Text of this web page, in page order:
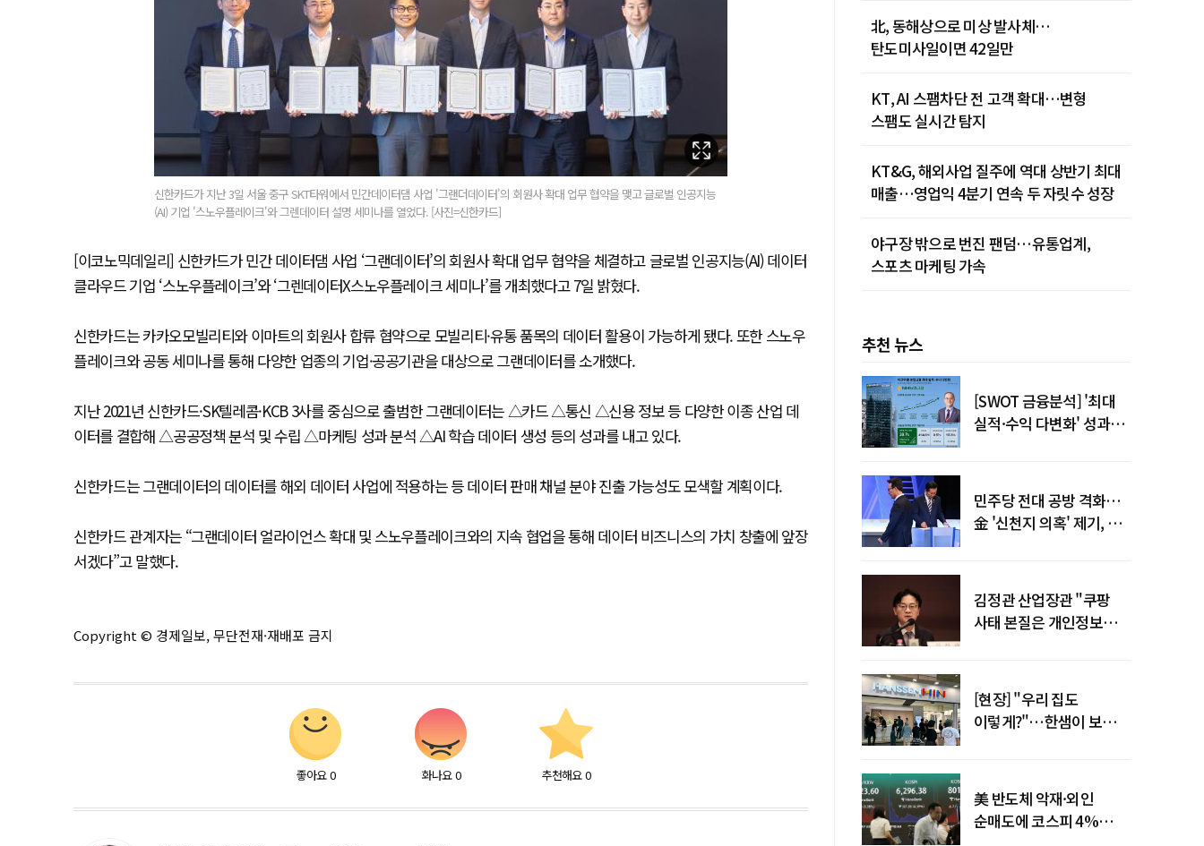
신한카드가 지난 3일 서울 중구 SKT타워에서 민간데이터댐 사업 '그랜더데이터'의 회원사 확대 업무 협약을 맺고 글로벌 인공지능
(AI) 기업 '스노우플레이크'와 그렌데이터 설명 세미나를 열었다. [사진=신한카드]
[이코노믹데일리] 신한카드가 민간 데이터댐 사업 ‘그랜데이터’의 회원사 확대 업무 협약을 체결하고 글로벌 인공지능(AI) 데이터
클라우드 기업 ‘스노우플레이크’와 ‘그렌데이터X스노우플레이크 세미나’를 개최했다고 7일 밝혔다.
신한카드는 카카오모빌리티와 이마트의 회원사 합류 협약으로 모빌리티·유통 품목의 데이터 활용이 가능하게 됐다. 또한 스노우
플레이크와 공동 세미나를 통해 다양한 업종의 기업·공공기관을 대상으로 그랜데이터를 소개했다.
지난 2021년 신한카드·SK텔레콤·KCB 3사를 중심으로 출범한 그랜데이터는 △카드 △통신 △신용 정보 등 다양한 이종 산업 데
이터를 결합해 △공공정책 분석 및 수립 △마케팅 성과 분석 △AI 학습 데이터 생성 등의 성과를 내고 있다.
신한카드는 그랜데이터의 데이터를 해외 데이터 사업에 적용하는 등 데이터 판매 채널 분야 진출 가능성도 모색할 계획이다.
신한카드 관계자는 “그랜데이터 얼라이언스 확대 및 스노우플레이크와의 지속 협업을 통해 데이터 비즈니스의 가치 창출에 앞장
서겠다”고 말했다.
Copyright © 경제일보, 무단전재·재배포 금지
좋아요 0 화나요 0 추천해요 0
北, 동해상으로 미상 발사체…
탄도미사일이면 42일만
KT, AI 스팸차단 전 고객 확대…변형
스팸도 실시간 탐지
KT&G, 해외사업 질주에 역대 상반기 최대
매출…영업익 4분기 연속 두 자릿수 성장
야구장 밖으로 번진 팬덤…유통업계,
스포츠 마케팅 가속
추천 뉴스
[SWOT 금융분석] '최대
실적·수익 다변화' 성과…
민주당 전대 공방 격화…
金 '신천지 의혹' 제기, 鄭
김정관 산업장관 "쿠팡
사태 본질은 개인정보
[현장] "우리 집도
이렇게?"…한샘이 보여준
美 반도체 악재·외인
순매도에 코스피 4%